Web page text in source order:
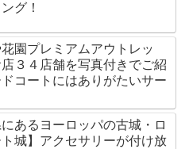
グ！
花園プレミアムアウトレッ
店３４店舗を写真付きでご紹
コートにはありがたいサー
にあるヨーロッパの古城・ロ
城】アクセサリーが付け放